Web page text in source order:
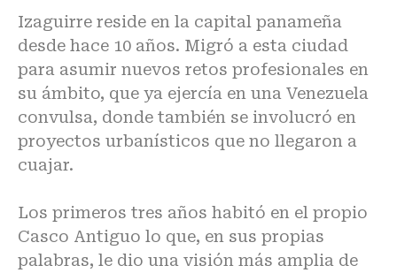
Izaguirre reside en la capital panameña
desde hace 10 años. Migró a esta ciudad
para asumir nuevos retos profesionales en
su ámbito, que ya ejercía en una Venezuela
convulsa, donde también se involucró en
proyectos urbanísticos que no llegaron a
cuajar.
Los primeros tres años habitó en el propio
Casco Antiguo lo que, en sus propias
palabras, le dio una visión más amplia de